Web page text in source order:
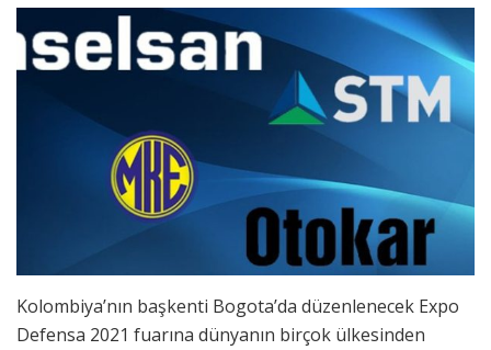
Kolombiya’nın başkenti Bogota’da düzenlenecek Expo
Defensa 2021 fuarına dünyanın birçok ülkesinden